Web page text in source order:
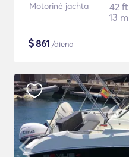
Motorinė jachta
42 ft
13 m
$861 /diena